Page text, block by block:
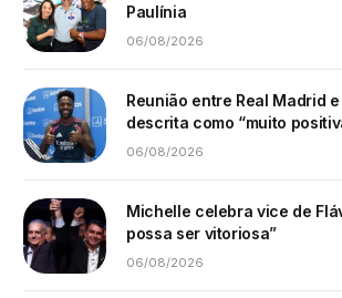
Paulínia
06/08/2026
Reunião entre Real Madrid
descrita como “muito
06/08/2026
Michelle celebra vice de
possa ser vitoriosa”
06/08/2026